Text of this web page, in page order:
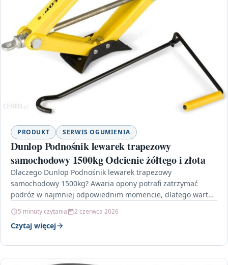
PRODUKT SERWIS OGUMIENIA
Dunlop Podnośnik lewarek trapezowy
samochodowy 1500kg Odcienie żółtego i złota
Dlaczego Dunlop Podnośnik lewarek trapezowy
samochodowy 1500kg? Awaria opony potrafi zatrzymać
podróż w najmniej odpowiednim momencie, dlatego warto
5 minuty czytania 2 czerwca 2026
Czytaj więcej